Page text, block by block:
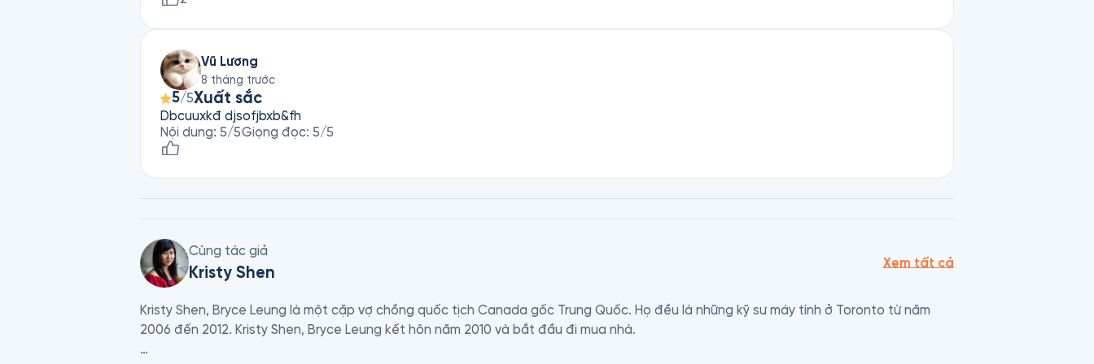
Vũ Lương
8 tháng trước
5/5Xuất sắc
Dbcuuxkđ djsofjbxb&fh
Nội dung: 5/5Giọng đọc: 5/5
Cùng tác giả
Kristy Shen
Xem tất cả
Kristy Shen, Bryce Leung là một cặp vợ chồng quốc tịch Canada gốc Trung Quốc. Họ đều là những kỹ sư máy tính ở Toronto từ năm
2006 đến 2012. Kristy Shen, Bryce Leung kết hôn năm 2010 và bắt đầu đi mua nhà.